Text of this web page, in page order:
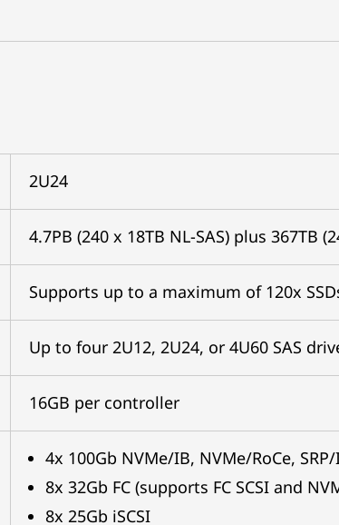
2U24
4.7PB (240 x 18TB NL-SAS) plus 367TB
Supports up to a maximum of 120x
Up to four 2U12, 2U24, or 4U60 SAS
16GB per controller
4x 100Gb NVMe/IB, NVMe/RoCe,
8x 32Gb FC (supports FC SCSI and
8x 25Gb iSCSI